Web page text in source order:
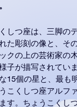
しつ座は、三脚の
た彫刻の像と、そ
クの上の芸術家の
子が描写されてい
15個の星と、最も
こくしつ座アルフ
す。ちょうこくし